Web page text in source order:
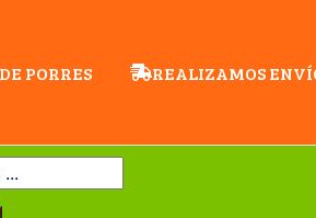
PORRES REALIZAMOS